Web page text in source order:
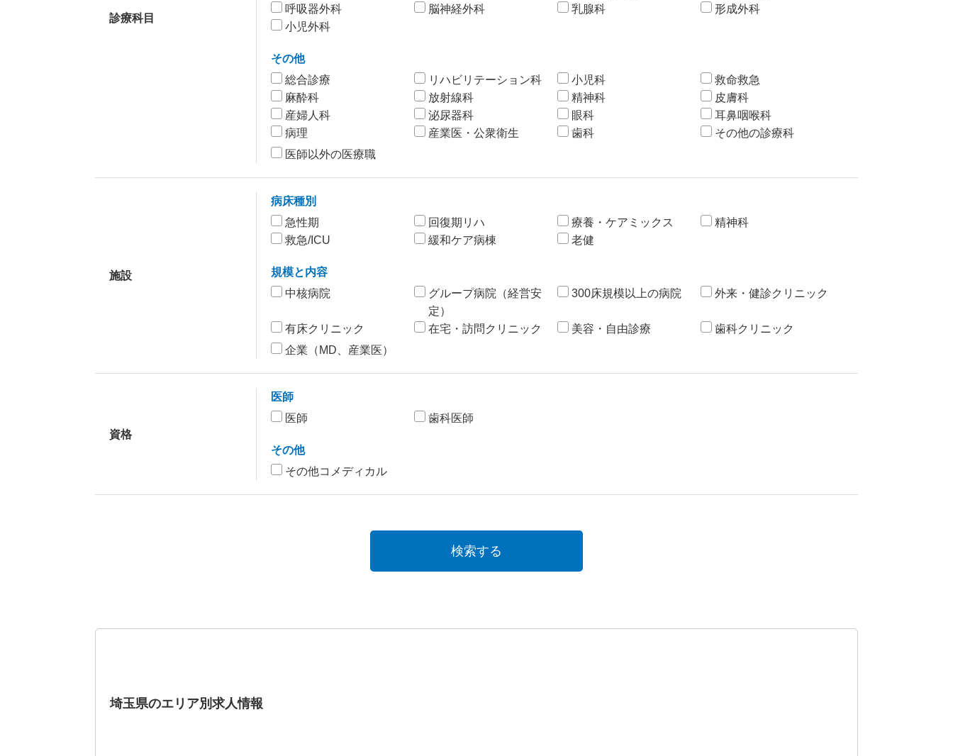
診療科目
呼吸器外科
脳神経外科 乳腺科
形成外科
小児外科
その他
総合診療
リハビリテーション科 小児科
救命救急
麻酔科
放射線科 精神科
皮膚科
産婦人科
泌尿器科 眼科
耳鼻咽喉科
病理
産業医・公衆衛生 歯科
その他の診療科
医師以外の医療職
施設
病床種別
急性期
回復期リハ 療養・ケアミックス
精神科
救急/ICU
緩和ケア病棟 老健
規模と内容
中核病院
グループ病院（経営安
定）
300床規模以上の病院 外来・健診クリニック
有床クリニック 在宅・訪問クリニック 美容・自由診療
歯科クリニック
企業（MD、産業医）
資格
医師
医師
歯科医師
その他
その他コメディカル
埼玉県のエリア別求人情報